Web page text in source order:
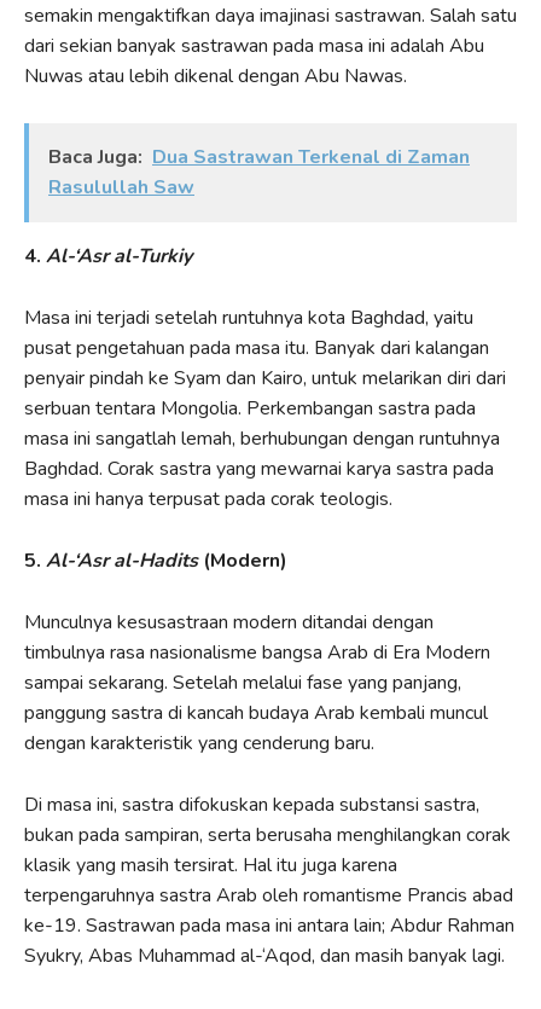
semakin mengaktifkan daya imajinasi sastrawan. Salah satu
dari sekian banyak sastrawan pada masa ini adalah Abu
Nuwas atau lebih dikenal dengan Abu Nawas.
Baca Juga: Dua Sastrawan Terkenal di Zaman
Rasulullah Saw
4. Al-‘Asr al-Turkiy
Masa ini terjadi setelah runtuhnya kota Baghdad, yaitu
pusat pengetahuan pada masa itu. Banyak dari kalangan
penyair pindah ke Syam dan Kairo, untuk melarikan diri dari
serbuan tentara Mongolia. Perkembangan sastra pada
masa ini sangatlah lemah, berhubungan dengan runtuhnya
Baghdad. Corak sastra yang mewarnai karya sastra pada
masa ini hanya terpusat pada corak teologis.
5. Al-‘Asr al-Hadits (Modern)
Munculnya kesusastraan modern ditandai dengan
timbulnya rasa nasionalisme bangsa Arab di Era Modern
sampai sekarang. Setelah melalui fase yang panjang,
panggung sastra di kancah budaya Arab kembali muncul
dengan karakteristik yang cenderung baru.
Di masa ini, sastra difokuskan kepada substansi sastra,
bukan pada sampiran, serta berusaha menghilangkan corak
klasik yang masih tersirat. Hal itu juga karena
terpengaruhnya sastra Arab oleh romantisme Prancis abad
ke-19. Sastrawan pada masa ini antara lain; Abdur Rahman
Syukry, Abas Muhammad al-‘Aqod, dan masih banyak lagi.